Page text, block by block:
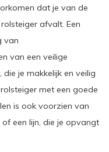
dat je van de
afvalt. Een
van
van een veilige
je makkelijk en veilig
met een goede
is ook voorzien van
een lijn, die je opvangt